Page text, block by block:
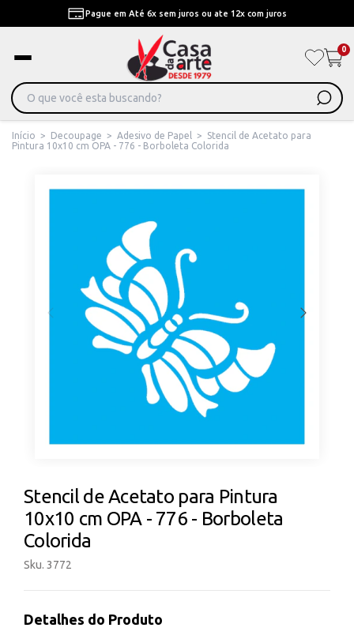
Pague em Até 6x sem juros ou ate 12x com juros
0
Início > Decoupage > Adesivo de Papel >
Stencil de Acetato para
Pintura 10x10 cm OPA - 776 - Borboleta Colorida
Stencil de Acetato para Pintura
10x10 cm OPA - 776 - Borboleta
Colorida
Sku. 3772
Detalhes do Produto